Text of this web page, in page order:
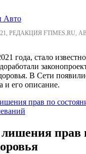
Авто
РЕДАКЦИЯ FTIMES.RU,
года, стало
В Сети
и его описание.
прав по
прав